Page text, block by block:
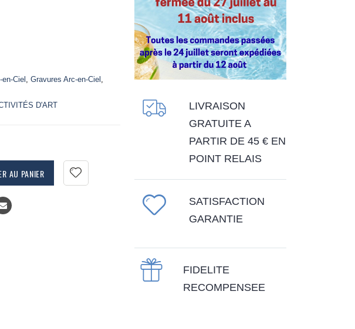
Ciel ,Gravures Arc-en-Ciel
D'ART
AU PANIER
LIVRAISON
GRATUITE A
PARTIR DE 45 € EN
POINT RELAIS
SATISFACTION
GARANTIE
FIDELITE
RECOMPENSEE